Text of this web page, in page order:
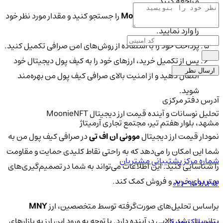
ارزMoonieNFT (MNY)را جستجو کنید و مقدار مورد نظر خود
را وارد نمایید.
پرداخت خود را با استفاده از روش‌های امن صرافی تکمیل کنید.
پس از تکمیل خرید، ارزهای خود را به کیف پول دیجیتال خود
انتقال دهید و از امنیت بالای صرافی کیف پول من بهره‌مند
شوید.
تحلیل نوسانات و آینده قیمت ارز دیجیتال MoonieNFT
نمودار قیمت ارز دیجیتالموونی ان اف تیدر صرافی کیف پول من به
شما این امکان را می‌دهد که به راحتی نقاط کلیدی حمایت و مقاومت
را شناسایی کنید. این اطلاعات می‌تواند به شما در تصمیم‌گیری‌های
بهتر برای خرید و فروش کمک کند.
براساس تحلیل‌های صورت‌گرفته توسط متخصصین، ارزMNY
ارسال نظر
آدرس دفتر مرکزی
مشهد، بلوار هفتم تیر، مجتمع تجاری آرمیتاژ
شماره مرکز پشتیبانی مشتریان
021-91098404